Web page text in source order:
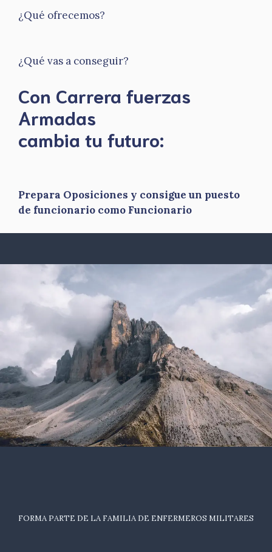
¿Qué ofrecemos?
¿Qué vas a conseguir?
Con Carrera fuerzas
Armadas
​cambia tu futuro:
Prepara Oposiciones y consigue un puesto
de funcionario como Funcionario
FORMA PARTE DE LA FAMILIA DE ENFERMEROS MILITARES